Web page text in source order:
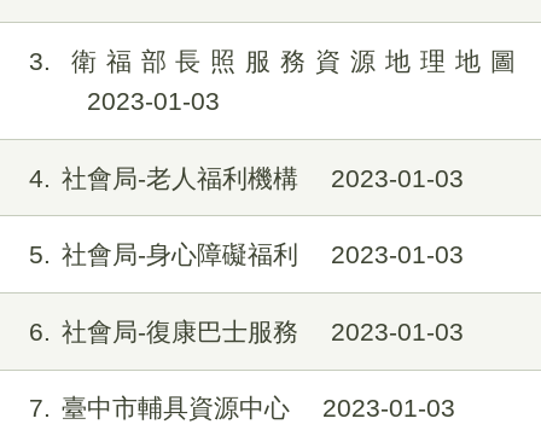
3
衛福部長照服務資源地理地圖
2023-01-03
4 社會局-老人福利機構 2023-01-03
5 社會局-身心障礙福利 2023-01-03
6 社會局-復康巴士服務 2023-01-03
7 臺中市輔具資源中心 2023-01-03